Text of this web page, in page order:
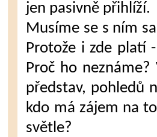
jen pasivně přihlíží.
Musíme se s ním
Protože i zde platí
Proč ho
představ, pohledů
kdo má zájem na
světle?